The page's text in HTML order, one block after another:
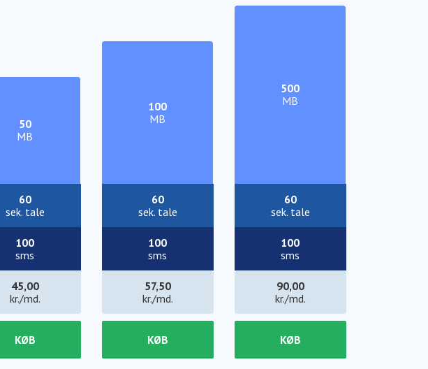
50
MB
60
sek. tale
100
sms
45,00
kr./md.
KØB
100
MB
60
sek. tale
100
sms
57,50
kr./md.
KØB
500
MB
60
sek. tale
100
sms
90,00
kr./md.
KØB